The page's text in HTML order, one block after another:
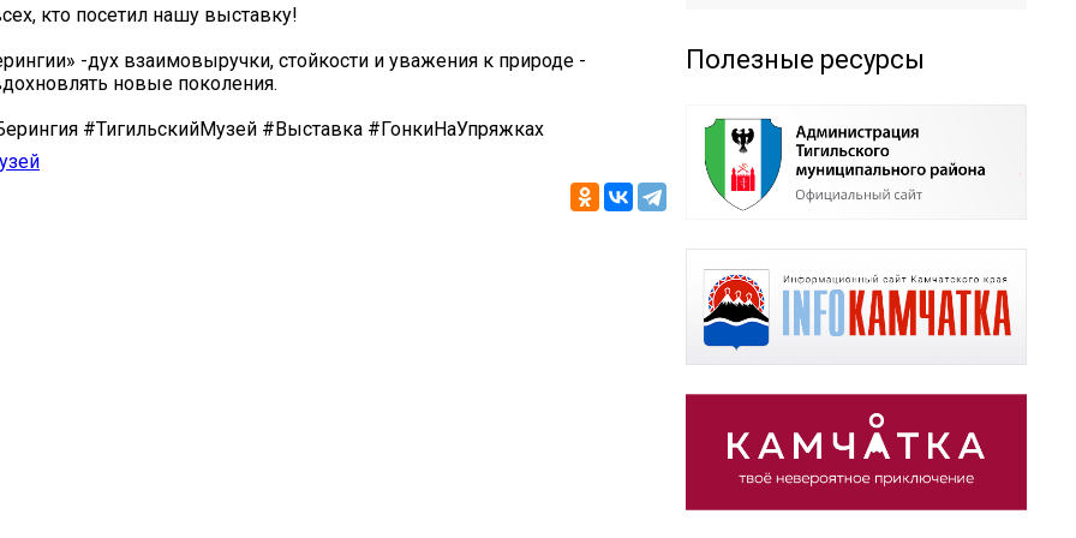
кто посетил нашу выставку!
-дух взаимовыручки, стойкости и уважения к природе -
новые поколения.
#ТигильскийМузей #Выставка #ГонкиНаУпряжках
Полезные ресурсы